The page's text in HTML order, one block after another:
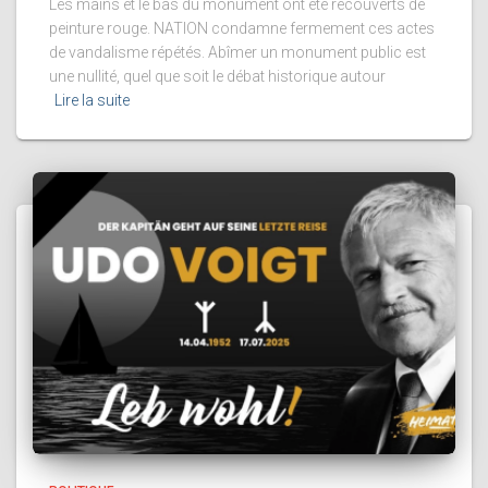
Les mains et le bas du monument ont été recouverts de
peinture rouge. NATION condamne fermement ces actes
de vandalisme répétés. Abîmer un monument public est
une nullité, quel que soit le débat historique autour
Lire la suite